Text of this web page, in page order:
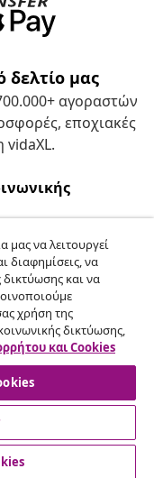
δελτίο μας
αγοραστών
εποχιακές
vidaXL.
την
μας να λειτουργεί
διαφημίσεις, να
και να
χρήση της
δικτύωσης,
και Cookies